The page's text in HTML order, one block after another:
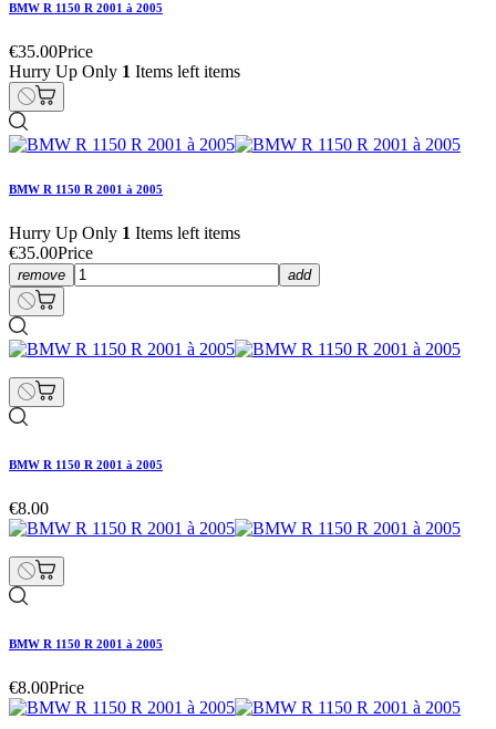
BMW R 1150 R 2001 à 2005
€35.00Price
Hurry Up Only 1 Items left items
BMW R 1150 R 2001 à 2005
Hurry Up Only 1 Items left items
€35.00Price
remove add
BMW R 1150 R 2001 à 2005
€8.00
BMW R 1150 R 2001 à 2005
€8.00Price